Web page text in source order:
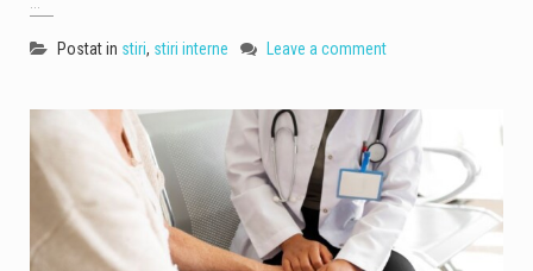
...
Postat in stiri, stiri interne Leave a comment